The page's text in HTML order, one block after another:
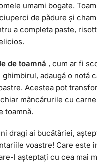
umami bogate.
de pădure și
a completa paste,
de toamnă , cum ar fi
adaugă o notă
Acestea pot
mâncărurile cu
toamnă.
dragi ai bucătăriei,
voastre! Care este
l așteptați cu cea mai